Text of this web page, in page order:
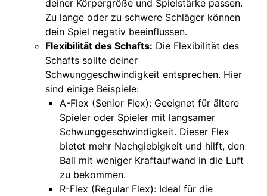
deiner Körpergröße und Spielstärke passen.
Zu lange oder zu schwere Schläger können
dein Spiel negativ beeinflussen.
Flexibilität des Schafts: Die Flexibilität des
Schafts sollte deiner
Schwunggeschwindigkeit entsprechen. Hier
sind einige Beispiele:
A-Flex (Senior Flex): Geeignet für ältere
Spieler oder Spieler mit langsamer
Schwunggeschwindigkeit. Dieser Flex
bietet mehr Nachgiebigkeit und hilft, den
Ball mit weniger Kraftaufwand in die Luft
zu bekommen.
R-Flex (Regular Flex): Ideal für die